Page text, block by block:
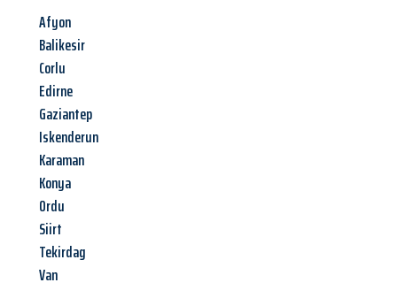
Afyon
Balikesir
Corlu
Edirne
Gaziantep
Iskenderun
Karaman
Konya
Ordu
Siirt
Tekirdag
Van